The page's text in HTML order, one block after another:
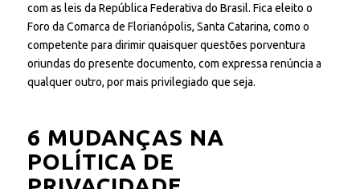
com as leis da República Federativa do Brasil. Fica eleito o
Foro da Comarca de Florianópolis, Santa Catarina, como o
competente para dirimir quaisquer questões porventura
oriundas do presente documento, com expressa renúncia a
qualquer outro, por mais privilegiado que seja.
6 MUDANÇAS NA
POLÍTICA DE